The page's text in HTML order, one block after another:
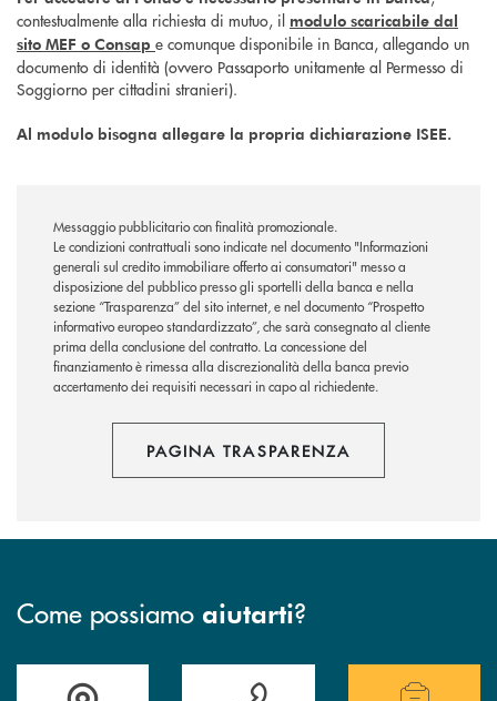
contestualmente alla richiesta di mutuo, il modulo scaricabile dal
sito MEF o Consap e comunque disponibile in Banca, allegando un
documento di identità (ovvero Passaporto unitamente al Permesso di
Soggiorno per cittadini stranieri).
Al modulo bisogna allegare la propria dichiarazione ISEE.
Messaggio pubblicitario con finalità promozionale.
Le condizioni contrattuali sono indicate nel documento "Informazioni
generali sul credito immobiliare offerto ai consumatori" messo a
disposizione del pubblico presso gli sportelli della banca e nella
sezione “Trasparenza” del sito internet, e nel documento “Prospetto
informativo europeo standardizzato”, che sarà consegnato al cliente
prima della conclusione del contratto. La concessione del
finanziamento è rimessa alla discrezionalità della banca previo
accertamento dei requisiti necessari in capo al richiedente.
PAGINA TRASPARENZA
Come possiamo aiutarti?
Accedi all' elenco completo delle filiali .Hai bisogno di assistenza immediata?
Hai bisogno di